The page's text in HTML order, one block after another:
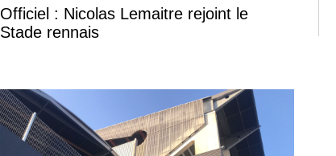
Officiel : Nicolas Lemaitre rejoint le
Stade rennais